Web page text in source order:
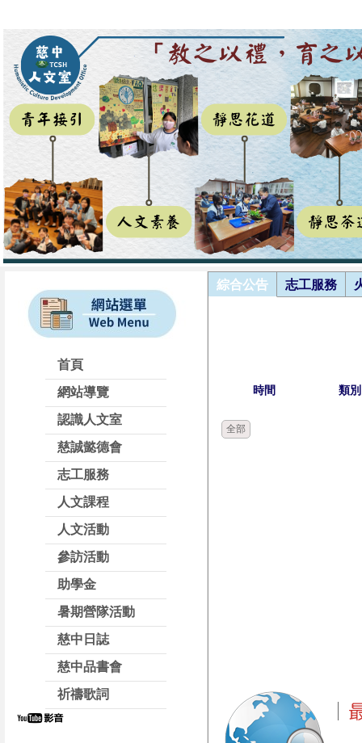
首頁
網站導覽
認識人文室
慈誠懿德會
志工服務
人文課程
人文活動
參訪活動
助學金
暑期營隊活動
慈中日誌
慈中品書會
祈禱歌詞
綜合公告 志工服務
時間 類別
全部